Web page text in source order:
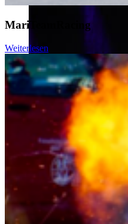
MariTeamRacing
Weiterlesen